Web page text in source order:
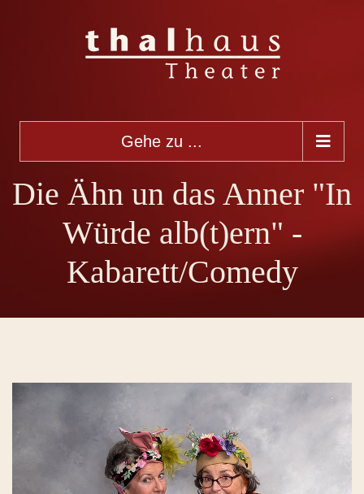
Gehe zu ...
Die Ähn un das Anner "In
Würde alb(t)ern" -
Kabarett/Comedy